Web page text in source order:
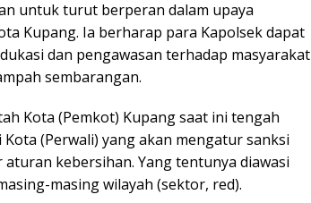
untuk turut berperan dalam upaya
Kupang. Ia berharap para Kapolsek dapat
dan pengawasan terhadap masyarakat
sembarangan.
Kota (Pemkot) Kupang saat ini tengah
(Perwali) yang akan mengatur sanksi
kebersihan. Yang tentunya diawasi
masing wilayah (sektor, red).